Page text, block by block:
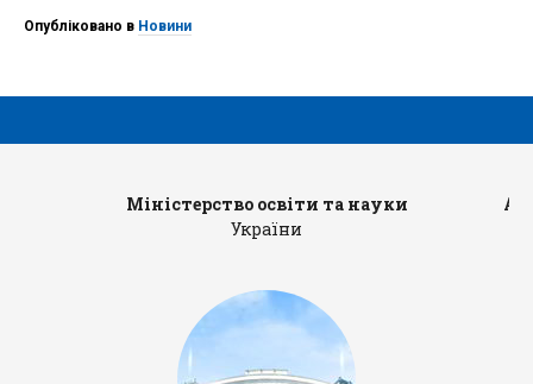
Опубліковано в Новини
Міністерство освіти та науки
України